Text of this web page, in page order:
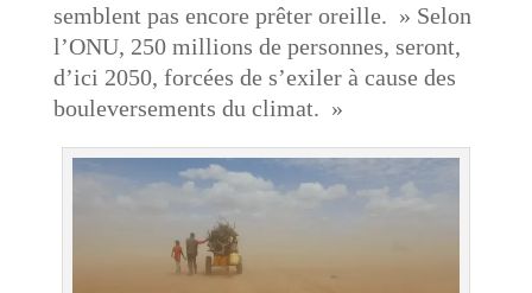
semblent pas encore prêter oreille. » Selon
l’ONU, 250 millions de personnes, seront,
d’ici 2050, forcées de s’exiler à cause des
bouleversements du climat. »